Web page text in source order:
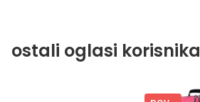
ostali oglasi korisnika